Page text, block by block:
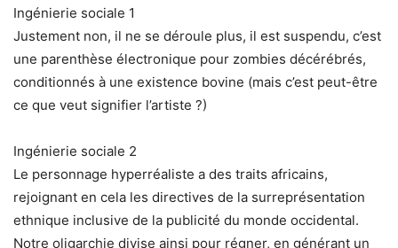
Ingénierie sociale 1
Justement non, il ne se déroule plus, il est suspendu, c’est
une parenthèse électronique pour zombies décérébrés,
conditionnés à une existence bovine (mais c’est peut-être
ce que veut signifier l’artiste ?)
Ingénierie sociale 2
Le personnage hyperréaliste a des traits africains,
rejoignant en cela les directives de la surreprésentation
ethnique inclusive de la publicité du monde occidental.
Notre oligarchie divise ainsi pour régner, en générant un